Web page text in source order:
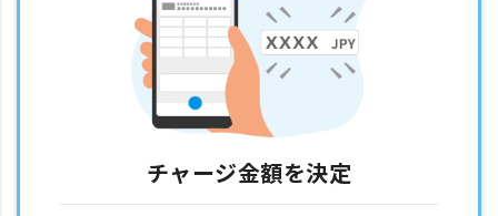
チャージ金額を決定